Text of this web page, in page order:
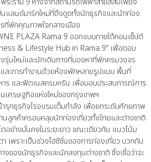
นแลนด์มาร์กใหม่ที่ดึงดูดทั้งนักธุรกิจและนักท่อง
ที่พักคุณภาพใจกลางเมือง
PLAZA Rama 9 ออกแบบภายใต้คอนเซ็ปต์
& Lifestyle Hub in Rama 9” เพื่อตอบ
รุ่นใหม่และนักเดินทางที่มองหาที่พักครบวงจร
ละการทำงานด้วยห้องพักหลายรูปแบบ พื้นที่
าร และฟิตเนสครบครัน เพื่อมอบประสบการณ์การ
นเศรษฐกิจแห่งใหม่ของกรุงเทพฯ
ธุรกิจโรงแรมเต็มกำลัง เพื่อยกระดับศักยภาพ
นลูกค้าครอบคลุมนักท่องเที่ยวทั้งไทยและต่างชาติ
ตอย่างมั่นคงในระยะยาว ขณะเดียวกัน แนวโน้ม
เพราะเป็นช่วงไฮซีซั่นของการท่องเที่ยว บวกกับ
งของนักธุรกิจและนักลงทุนต่างชาติ ซึ่งเชื่อว่าจะ